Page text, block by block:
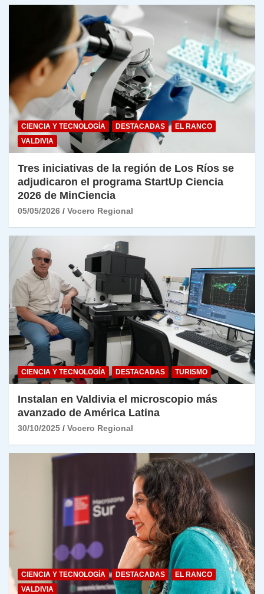
CIENCIA Y TECNOLOGÍA DESTACADAS
EL RANCO
VALDIVIA
Tres iniciativas de la región de Los Ríos se
adjudicaron el programa StartUp Ciencia
2026 de MinCiencia
05/05/2026 Vocero Regional
CIENCIA Y TECNOLOGÍA DESTACADAS TURISMO
Instalan en Valdivia el microscopio más
avanzado de América Latina
30/10/2025 Vocero Regional
CIENCIA Y TECNOLOGÍA DESTACADAS
EL RANCO
VALDIVIA